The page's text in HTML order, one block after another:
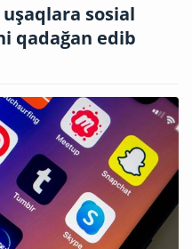
sosial
qadağan edib